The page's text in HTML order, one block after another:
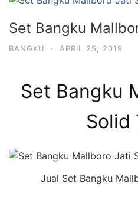
Set Bangku
BANGKU · APRIL 25, 2019
Set Bangku
Solid
Jual Set Bangku